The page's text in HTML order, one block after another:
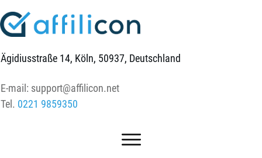
Ägidiusstraße 14, Köln, 50937, Deutschland
E-mail: support@affilicon.net
Tel. 0221 9859350